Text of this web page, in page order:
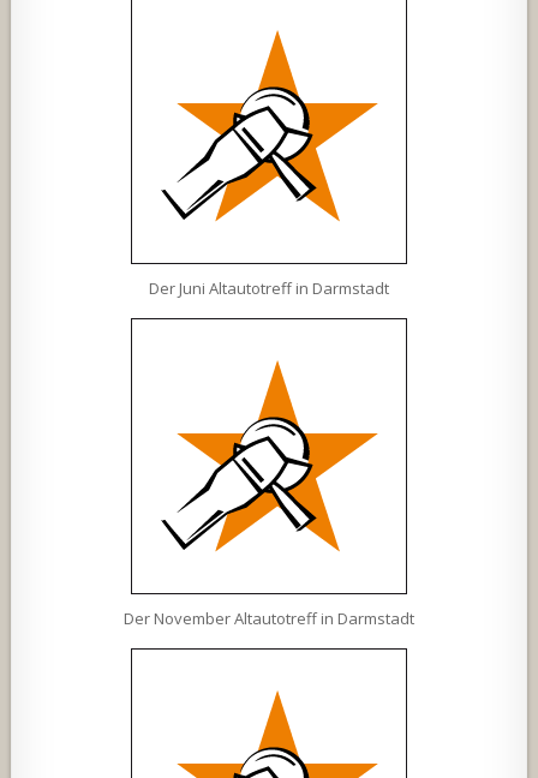
Der Juni Altautotreff in Darmstadt
Der November Altautotreff in Darmstadt